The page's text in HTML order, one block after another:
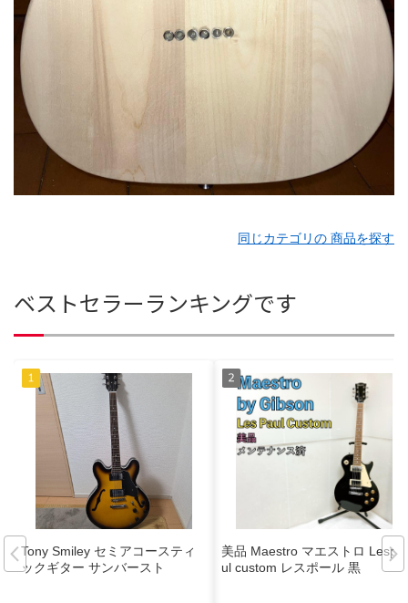
同じカテゴリの 商品を探す
ベストセラーランキングです
Tony Smiley セミアコースティ
ックギター サンバースト
美品 Maestro マエストロ Lespa
ul custom レスポール 黒